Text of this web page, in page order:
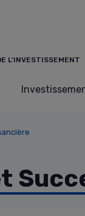
L'INVESTISSEMENT